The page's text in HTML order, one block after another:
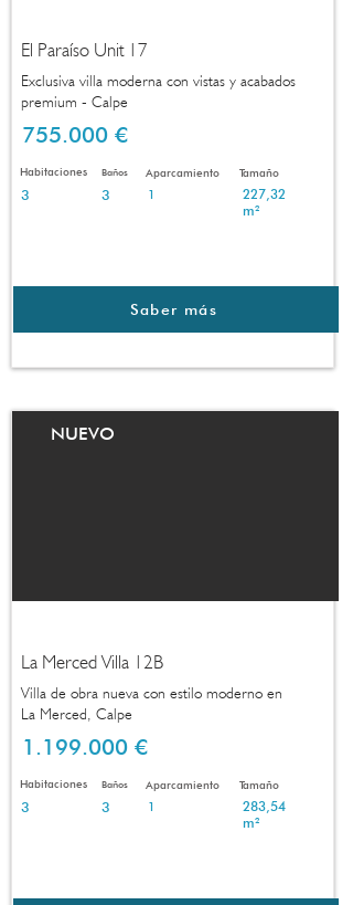
El Paraíso Unit 17
Exclusiva villa moderna con vistas y acabados
premium - Calpe
755.000 €
Habitaciones Baños Aparcamiento Tamaño
3 3 1
227,32
m²
Saber más
NUEVO
La Merced Villa 12B
Villa de obra nueva con estilo moderno en
La Merced, Calpe
1.199.000 €
Habitaciones Baños Aparcamiento Tamaño
3 3 1
283,54
m²